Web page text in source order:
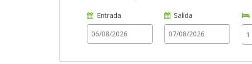
Entrada Salida